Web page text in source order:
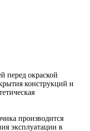
перед окраской
конструкций и
производится
эксплуатации в